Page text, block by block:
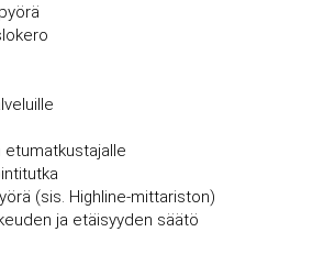
etumatkustajalle
(sis. Highline-mittariston)
ja etäisyyden säätö